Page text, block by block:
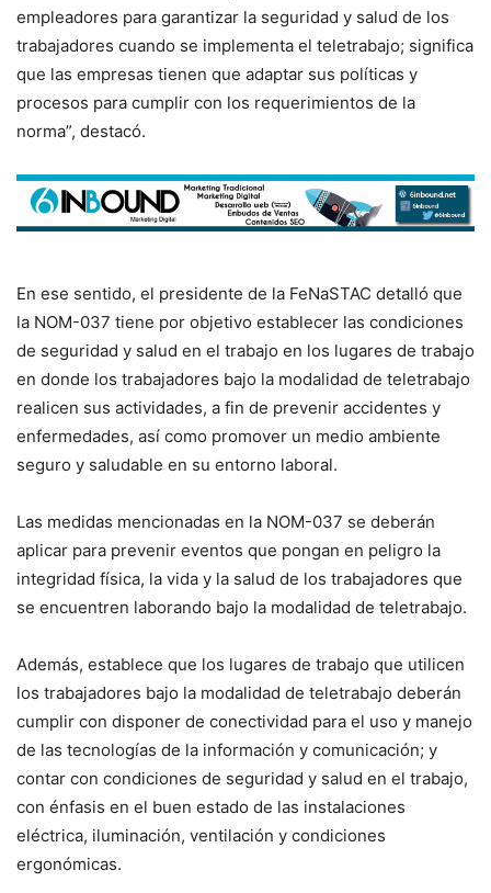
empleadores para garantizar la seguridad y salud de los
trabajadores cuando se implementa el teletrabajo; significa
que las empresas tienen que adaptar sus políticas y
procesos para cumplir con los requerimientos de la
norma”, destacó.
En ese sentido, el presidente de la FeNaSTAC detalló que
la NOM-037 tiene por objetivo establecer las condiciones
de seguridad y salud en el trabajo en los lugares de trabajo
en donde los trabajadores bajo la modalidad de teletrabajo
realicen sus actividades, a fin de prevenir accidentes y
enfermedades, así como promover un medio ambiente
seguro y saludable en su entorno laboral.
Las medidas mencionadas en la NOM-037 se deberán
aplicar para prevenir eventos que pongan en peligro la
integridad física, la vida y la salud de los trabajadores que
se encuentren laborando bajo la modalidad de teletrabajo.
Además, establece que los lugares de trabajo que utilicen
los trabajadores bajo la modalidad de teletrabajo deberán
cumplir con disponer de conectividad para el uso y manejo
de las tecnologías de la información y comunicación; y
contar con condiciones de seguridad y salud en el trabajo,
con énfasis en el buen estado de las instalaciones
eléctrica, iluminación, ventilación y condiciones
ergonómicas.